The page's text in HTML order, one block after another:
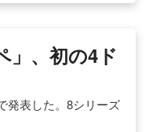
」、初の4ド
発表した。8シリーズ